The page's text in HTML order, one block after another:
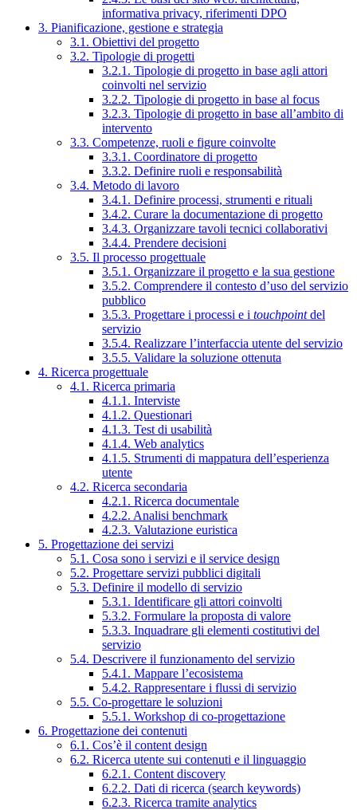
informativa privacy, riferimenti DPO
3. Pianificazione, gestione e strategia
3.1. Obiettivi del progetto
3.2. Tipologie di progetti
3.2.1. Tipologie di progetto in base agli attori
coinvolti nel servizio
3.2.2. Tipologie di progetto in base al focus
3.2.3. Tipologie di progetto in base all’ambito di
intervento
3.3. Competenze, ruoli e figure coinvolte
3.3.1. Coordinatore di progetto
3.3.2. Definire ruoli e responsabilità
3.4. Metodo di lavoro
3.4.1. Definire processi, strumenti e rituali
3.4.2. Curare la documentazione di progetto
3.4.3. Organizzare tavoli tecnici collaborativi
3.4.4. Prendere decisioni
3.5. Il processo progettuale
3.5.1. Organizzare il progetto e la sua gestione
3.5.2. Comprendere il contesto d’uso del servizio
pubblico
3.5.3. Progettare i processi e i touchpointdel
servizio
3.5.4. Realizzare l’interfaccia utente del servizio
3.5.5. Validare la soluzione ottenuta
4. Ricerca progettuale
4.1. Ricerca primaria
4.1.1. Interviste
4.1.2. Questionari
4.1.3. Test di usabilità
4.1.4. Web analytics
4.1.5. Strumenti di mappatura dell’esperienza
utente
4.2. Ricerca secondaria
4.2.1. Ricerca documentale
4.2.2. Analisi benchmark
4.2.3. Valutazione euristica
5. Progettazione dei servizi
5.1. Cosa sono i servizi e il service design
5.2. Progettare servizi pubblici digitali
5.3. Definire il modello di servizio
5.3.1. Identificare gli attori coinvolti
5.3.2. Formulare la proposta di valore
5.3.3. Inquadrare gli elementi costitutivi del
servizio
5.4. Descrivere il funzionamento del servizio
5.4.1. Mappare l’ecosistema
5.4.2. Rappresentare i flussi di servizio
5.5. Co-progettare le soluzioni
5.5.1. Workshop di co-progettazione
6. Progettazione dei contenuti
6.1. Cos’è il content design
6.2. Ricerca utente sui contenuti e il linguaggio
6.2.1. Content discovery
6.2.2. Dati di ricerca (search keywords)
6.2.3. Ricerca tramite analytics